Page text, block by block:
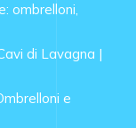
ombrelloni,
di Lavagna |
e